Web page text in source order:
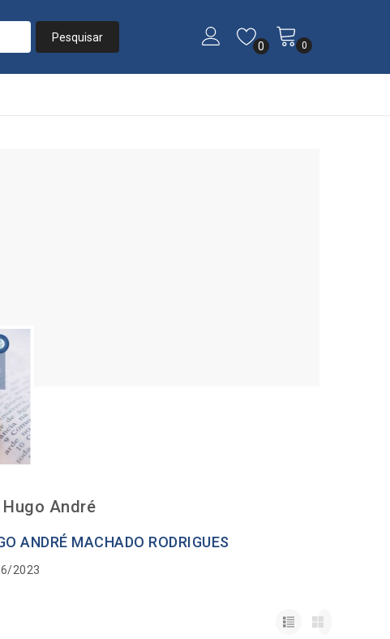
0 0
André
ANDRÉ MACHADO RODRIGUES
2023